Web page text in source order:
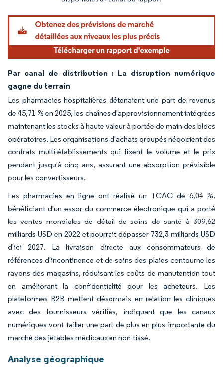
Par canal de distribution : La disruption numérique
gagne du terrain
Les pharmacies hospitalières détenaient une part de revenus
de 45,71 % en 2025, les chaînes d'approvisionnement intégrées
maintenant les stocks à haute valeur à portée de main des blocs
opératoires. Les organisations d'achats groupés négocient des
contrats multi-établissements qui fixent le volume et le prix
pendant jusqu'à cinq ans, assurant une absorption prévisible
pour les convertisseurs.
Les pharmacies en ligne ont réalisé un TCAC de 6,04 %,
bénéficiant d'un essor du commerce électronique qui a porté
les ventes mondiales de détail de soins de santé à 309,62
milliards USD en 2022 et pourrait dépasser 732,3 milliards USD
d'ici 2027. La livraison directe aux consommateurs de
références d'incontinence et de soins des plaies contourne les
rayons des magasins, réduisant les coûts de manutention tout
en améliorant la confidentialité pour les acheteurs. Les
plateformes B2B mettent désormais en relation les cliniques
avec des fournisseurs vérifiés, indiquant que les canaux
numériques vont tailler une part de plus en plus importante du
marché des jetables médicaux en non-tissé.
Analyse géographique